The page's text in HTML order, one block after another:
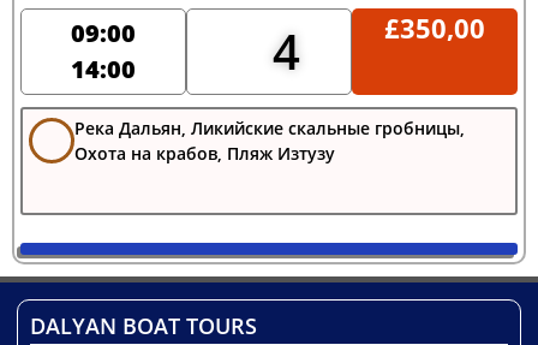
09:00
14:00
4 £350,00
Река Дальян, Ликийские скальные гробницы,
Охота на крабов, Пляж Изтузу
DALYAN BOAT TOURS